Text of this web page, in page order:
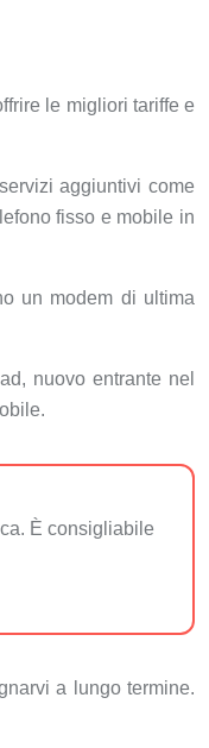
le migliori tariffe e
aggiuntivi come
fisso e mobile in
un modem di ultima
nuovo entrante nel
È consigliabile
a lungo termine.